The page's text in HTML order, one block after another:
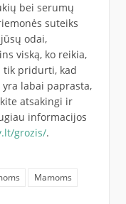
bei serumų
suteiks
odai,
viską, ko reikia,
tik pridurti, kad
labai paprasta,
atsakingi ir
informacijos
grozis/.
Mamoms